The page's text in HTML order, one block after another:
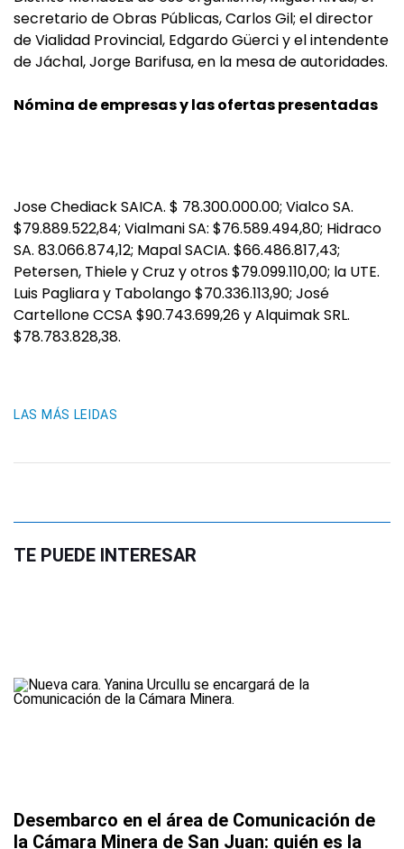
secretario de Obras Públicas, Carlos Gil; el director
de Vialidad Provincial, Edgardo Güerci y el intendente
de Jáchal, Jorge Barifusa, en la mesa de autoridades.
Nómina de empresas y las ofertas presentadas
Jose Chediack SAICA. $ 78.300.000.00; Vialco SA.
$79.889.522,84; Vialmani SA: $76.589.494,80; Hidraco
SA. 83.066.874,12; Mapal SACIA. $66.486.817,43;
Petersen, Thiele y Cruz y otros $79.099.110,00; la UTE.
Luis Pagliara y Tabolango $70.336.113,90; José
Cartellone CCSA $90.743.699,26 y Alquimak SRL.
$78.783.828,38.
LAS MÁS LEIDAS
TE PUEDE INTERESAR
Desembarco en el área de Comunicación de
la Cámara Minera de San Juan: quién es la